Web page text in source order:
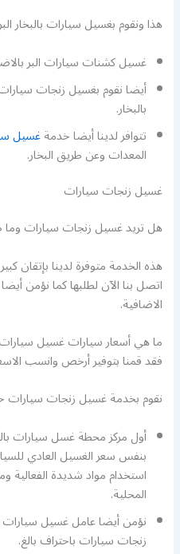
هذا ونقوم بغسيل سيارات بالبخار
غسيل كشنات سيارات البر
أيضا نقوم بغسيل زنجات
بالبخار.
تتوافر لدينا أيضا خدمةغسيل
المعدات وعن طريق البخار.
غسيل زنجات سيارات
هل تريد غسيل زنجات سيارات وما
هذه الخدمة متوفرة لدينا بإتقان
اتصل بنا الآن لطلبها كما نؤمن
الاضافية.
ما هي أسعار سيارات غسيل
فقد قمنا بتوفير أرخص وانسب
نقوم بخدمة غسيل زنجات سيارات
أول مركز محطة غسل سيارات
بنفس سعر الغسيل العادي
استخدام مواد شديدة الفعالية
المحلية.
نؤمن أيضا عامل غسيل
زنجات سيارات باحتراف بالغ.